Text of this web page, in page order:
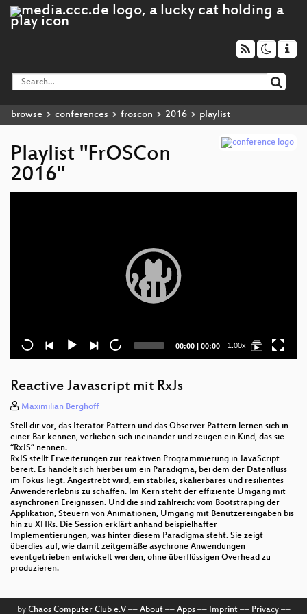
browse conferences froscon 2016 playlist
Playlist "FrOSCon
2016"
Current
00:00 | Total
00:00 1.00x
Reactive Javascript mit RxJs
Maximilian Berghoff
Stell dir vor, das Iterator Pattern und das Observer Pattern lernen sich in
einer Bar kennen, verlieben sich ineinander und zeugen ein Kind, das sie
“RxJS” nennen.
RxJS stellt Erweiterungen zur reaktiven Programmierung in JavaScript
bereit. Es handelt sich hierbei um ein Paradigma, bei dem der Datenfluss
im Fokus liegt. Angestrebt wird, ein stabiles, skalierbares und resilientes
Anwendererlebnis zu schaffen. Im Kern steht der effiziente Umgang mit
asynchronen Ereignissen. Und die sind zahlreich: vom Bootstraping der
Applikation, Steuern von Animationen, Umgang mit Benutzereingaben bis
hin zu XHRs. Die Session erklärt anhand beispielhafter
Implementierungen, was hinter diesem Paradigma steht. Sie zeigt
überdies auf, wie damit zeitgemäße asychrone Anwendungen
eventgetrieben entwickelt werden, ohne überflüssigen Overhead zu
produzieren.
by Chaos Computer Club e.V–– About–– Apps–– Imprint–– Privacy––